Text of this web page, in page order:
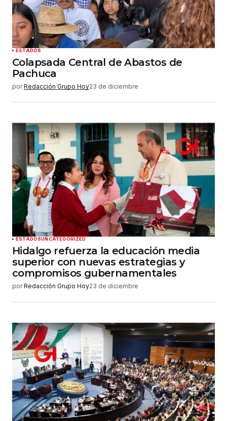
web en este navegador para la próxima vez que
haga un comentario.
Enviar comentario
ESTADOS
Colapsada Central de Abastos de
Pachuca
por Redacción Grupo Hoy23 de diciembre
ESTADOSUNCATEGORIZED
Hidalgo refuerza la educación media
superior con nuevas estrategias y
compromisos gubernamentales
por Redacción Grupo Hoy23 de diciembre